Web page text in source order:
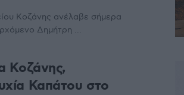
Κοζάνης ανέλαβε σήμερα
Δημήτρη ...
Κοζάνης,
Καπάτου στο